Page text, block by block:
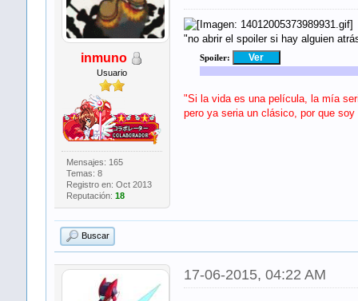
inmuno
Usuario
Mensajes: 165
Temas: 8
Registro en: Oct 2013
Reputación: 18
"no abrir el spoiler si hay alguien
Spoiler:
"Si la vida es una película, la mía
pero ya seria un clásico, por que soy
Buscar
17-06-2015, 04:22 AM